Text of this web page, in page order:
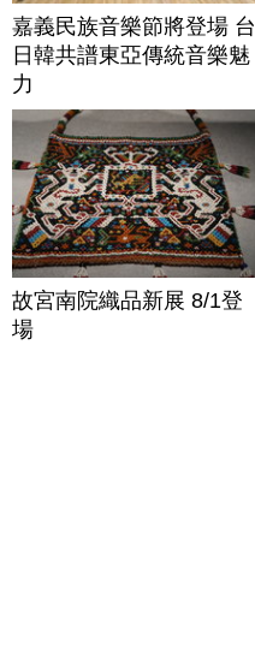
嘉義民族音樂節將登場 台
日韓共譜東亞傳統音樂魅
力
故宮南院織品新展 8/1登
場